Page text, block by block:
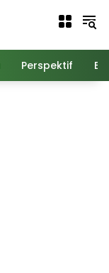
Perspektif